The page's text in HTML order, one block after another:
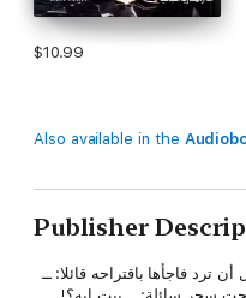
$10.99
Also available in the
Publisher
ترد فاجأها باقتراحه قائلا: ــ